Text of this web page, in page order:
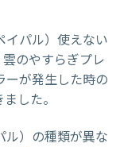
イパル）使えない
のやすらぎプレ
ーが発生した時の
した。
）の種類が異な